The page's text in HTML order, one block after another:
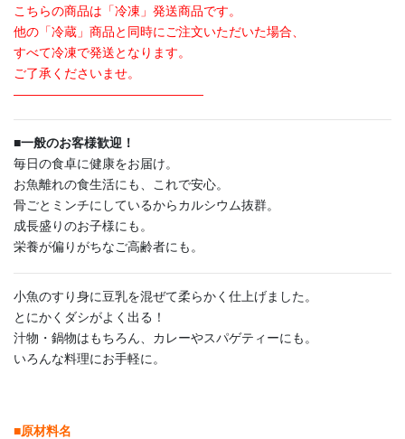
こちらの商品は「冷凍」発送商品です。
他の「冷蔵」商品と同時にご注文いただいた場合、
すべて冷凍で発送となります。
ご了承くださいませ。
———————————————
■一般のお客様歓迎！
毎日の食卓に健康をお届け。
お魚離れの食生活にも、これで安心。
骨ごとミンチにしているからカルシウム抜群。
成長盛りのお子様にも。
栄養が偏りがちなご高齢者にも。
小魚のすり身に豆乳を混ぜて柔らかく仕上げました。
とにかくダシがよく出る！
汁物・鍋物はもちろん、カレーやスパゲティーにも。
いろんな料理にお手軽に。
■原材料名